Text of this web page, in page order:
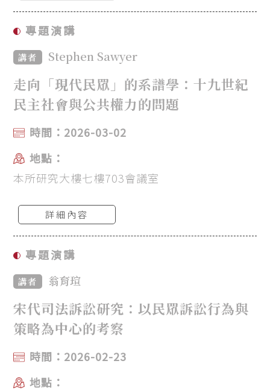
專題演講
講者 Stephen Sawyer
走向「現代民眾」的系譜學：十九世紀
民主社會與公共權力的問題
時間：2026-03-02
地點：
本所研究大樓七樓703會議室
詳細內容
專題演講
講者 翁育瑄
宋代司法訴訟研究：以民眾訴訟行為與
策略為中心的考察
時間：2026-02-23
地點：